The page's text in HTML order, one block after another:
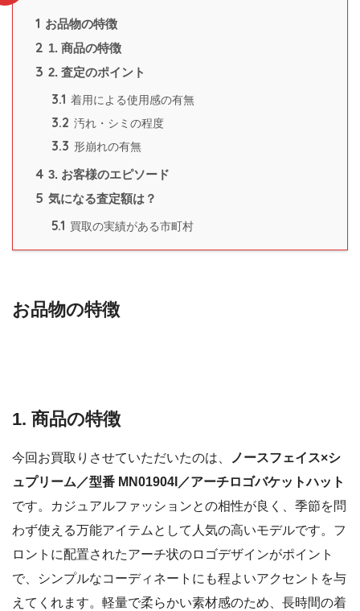
1 お品物の特徴
2 1. 商品の特徴
3 2. 査定のポイント
3.1 着用による使用感の有無
3.2 汚れ・シミの程度
3.3 形崩れの有無
4 3. お客様のエピソード
5 気になる査定額は？
5.1 買取の実績がある市町村
お品物の特徴
1. 商品の特徴
今回お買取りさせていただいたのは、
ノースフェイス×シ
ュプリーム／型番 MN01904I／アーチロゴバケットハット
です。カジュアルファッションとの相性が良く、季節を問
わず使える万能アイテムとして人気の高いモデルです。フ
ロントに配置されたアーチ状のロゴデザインがポイント
で、シンプルなコーディネートにも程よいアクセントを与
えてくれます。軽量で柔らかい素材感のため、長時間の着